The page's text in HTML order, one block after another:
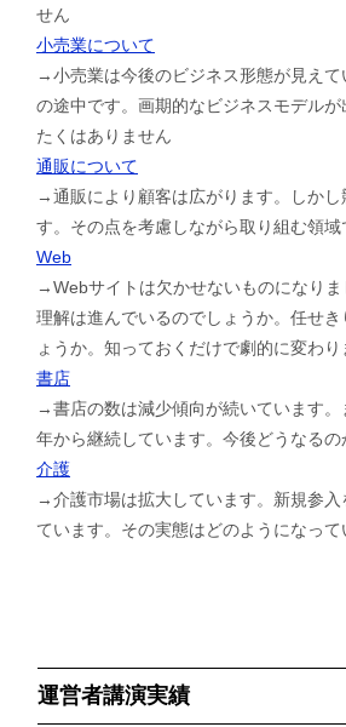
せん
小売業について
→小売業は今後のビジネス形態が見えて
の途中です。画期的なビジネスモデルが
たくはありません
通販について
→通販により顧客は広がります。しかし
す。その点を考慮しながら取り組む領域
Web
→Webサイトは欠かせないものになり
理解は進んでいるのでしょうか。任せき
ょうか。知っておくだけで劇的に変わり
書店
→書店の数は減少傾向が続いています。
年から継続しています。今後どうなる
介護
→介護市場は拡大しています。新規参入
ています。その実態はどのようになっ
運営者講演実績